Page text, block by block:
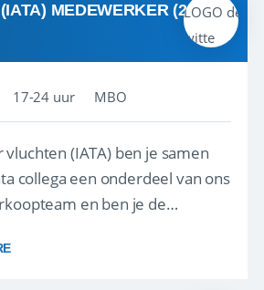
MEDEWERKER (24-32
17-24 uur MBO
(IATA) ben je samen
collega een onderdeel van ons
en ben je de
collega’s niet uitkomen.